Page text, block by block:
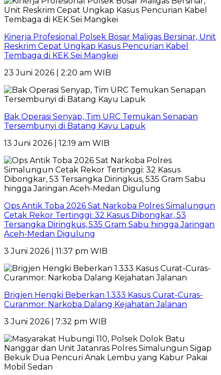
Kinerja Profesional Polsek Bosar Maligas Bersinar, Unit
Reskrim Cepat Ungkap Kasus Pencurian Kabel
Tembaga di KEK Sei Mangkei
23 Juni 2026 | 2:20 am WIB
Bak Operasi Senyap, Tim URC Temukan Senapan
Tersembunyi di Batang Kayu Lapuk
13 Juni 2026 | 12:19 am WIB
Ops Antik Toba 2026 Sat Narkoba Polres Simalungun
Cetak Rekor Tertinggi: 32 Kasus Dibongkar, 53
Tersangka Diringkus, 535 Gram Sabu hingga Jaringan
Aceh-Medan Digulung
3 Juni 2026 | 11:37 pm WIB
Brigjen Hengki Beberkan 1.333 Kasus Curat-Curas-
Curanmor: Narkoba Dalang Kejahatan Jalanan
3 Juni 2026 | 7:32 pm WIB